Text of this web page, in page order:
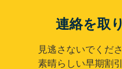
連絡を
見逃さないでくだ
素晴らしい早期割